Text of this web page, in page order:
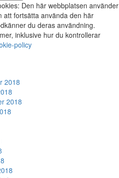
Den här webbplatsen använder
att fortsätta använda den här
du deras användning.
inklusive hur du kontrollerar
policy
2018
2018